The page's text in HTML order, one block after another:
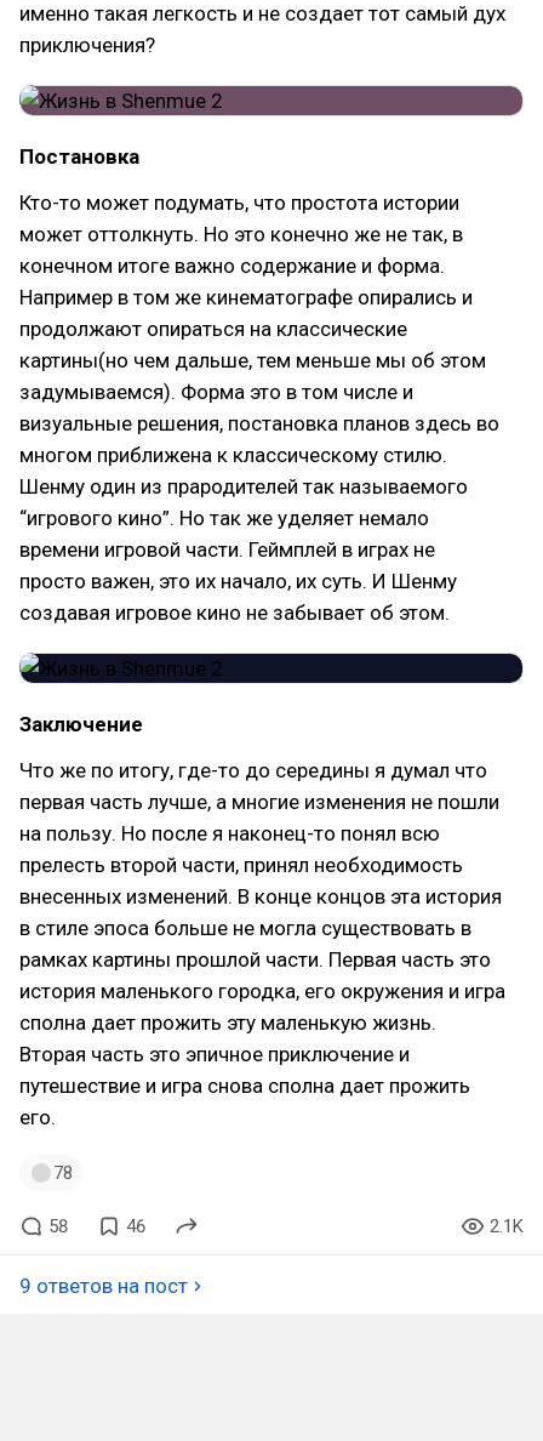
именно такая легкость и не создает тот самый дух
приключения?
Постановка
Кто-то может подумать, что простота истории
может оттолкнуть. Но это конечно же не так, в
конечном итоге важно содержание и форма.
Например в том же кинематографе опирались и
продолжают опираться на классические
картины(но чем дальше, тем меньше мы об этом
задумываемся). Форма это в том числе и
визуальные решения, постановка планов здесь во
многом приближена к классическому стилю.
Шенму один из прародителей так называемого
“игрового кино”. Но так же уделяет немало
времени игровой части. Геймплей в играх не
просто важен, это их начало, их суть. И Шенму
создавая игровое кино не забывает об этом.
Заключение
Что же по итогу, где-то до середины я думал что
первая часть лучше, а многие изменения не пошли
на пользу. Но после я наконец-то понял всю
прелесть второй части, принял необходимость
внесенных изменений. В конце концов эта история
в стиле эпоса больше не могла существовать в
рамках картины прошлой части. Первая часть это
история маленького городка, его окружения и игра
сполна дает прожить эту маленькую жизнь.
Вторая часть это эпичное приключение и
путешествие и игра снова сполна дает прожить
его.
78
58 46 2.1K
9 ответов на пост